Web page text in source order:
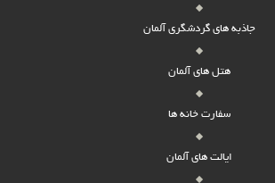
جاذبه های گردشگری آلمان
هتل های آلمان
سفارت خانه ها
ایالت های آلمان